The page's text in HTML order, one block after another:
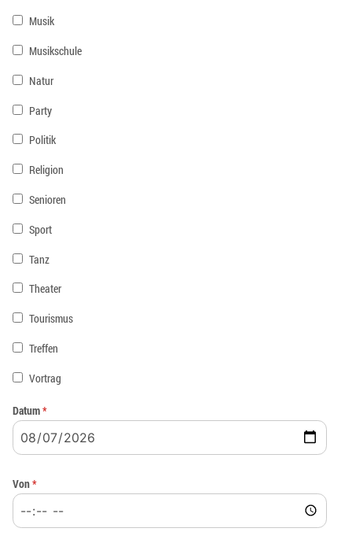
Musik
Musikschule
Natur
Party
Politik
Religion
Senioren
Sport
Tanz
Theater
Tourismus
Treffen
Vortrag
Datum*
Von*